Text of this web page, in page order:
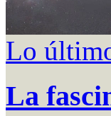
Lo
La